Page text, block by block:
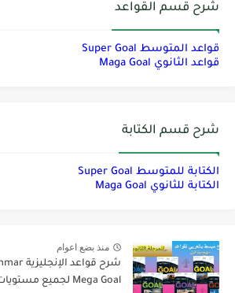
شرح قسم القواعد
قواعد المتوسط Super Goal
قواعد الثانوي Maga Goal
شرح قسم الكتابة
الكتابة للمتوسط Super Goal
الكتابة للثانوي Maga Goal
منذ بضع اعوام
Mega Goal لجميع مستويات المرحلة الثانوية